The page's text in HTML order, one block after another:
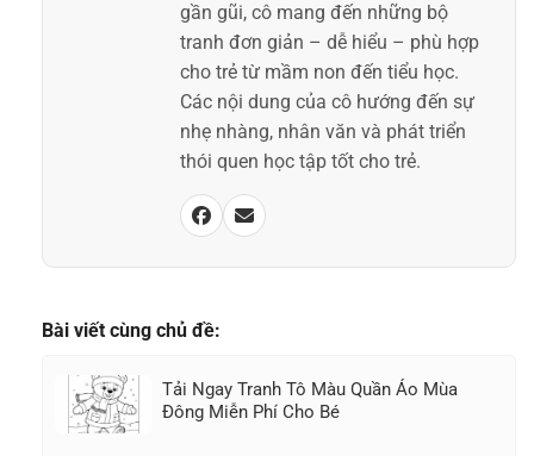
gần gũi, cô mang đến những bộ
tranh đơn giản – dễ hiểu – phù hợp
cho trẻ từ mầm non đến tiểu học.
Các nội dung của cô hướng đến sự
nhẹ nhàng, nhân văn và phát triển
thói quen học tập tốt cho trẻ.
Bài viết cùng chủ đề:
Tải Ngay Tranh Tô Màu Quần Áo Mùa
Đông Miễn Phí Cho Bé